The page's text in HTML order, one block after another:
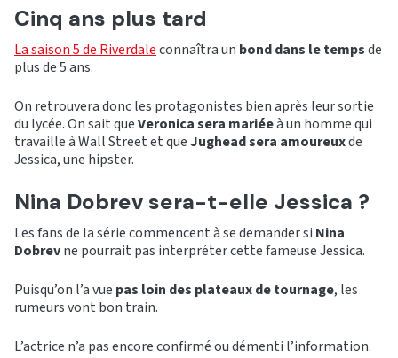
Cinq ans plus tard
La saison 5 de Riverdaleconnaîtra un bond dans le tempsde
plus de 5 ans.
On retrouvera donc les protagonistes bien après leur sortie
du lycée. On sait queVeronica sera mariéeà un homme qui
travaille à Wall Street et que Jughead sera amoureuxde
Jessica, une hipster.
Nina Dobrev sera-t-elle Jessica ?
Les fans de la série commencent à se demander si Nina
Dobrevne pourrait pas interpréter cette fameuse Jessica.
Puisqu’on l’a vue pas loin des plateaux de tournage, les
rumeurs vont bon train.
L’actrice n’a pas encore confirmé ou démenti l’information.